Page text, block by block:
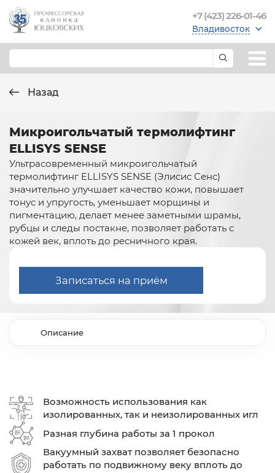
+7 (423) 226-01-46
Владивосток
Назад
Микроигольчатый термолифтинг
ELLISYS SENSE
Ультрасовременный микроигольчатый
термолифтинг ELLISYS SENSE (Элисис Сенс)
значительно улучшает качество кожи, повышает
тонус и упругость, уменьшает морщины и
пигментацию, делает менее заметными шрамы,
рубцы и следы постакне, позволяет работать с
кожей век, вплоть до ресничного края.
Записаться на приём
Описание
Возможность использования как
изолированных, так и неизолированных игл
Разная глубина работы за 1 прокол
Вакуумный захват позволяет безопасно
работать по подвижному веку вплоть до